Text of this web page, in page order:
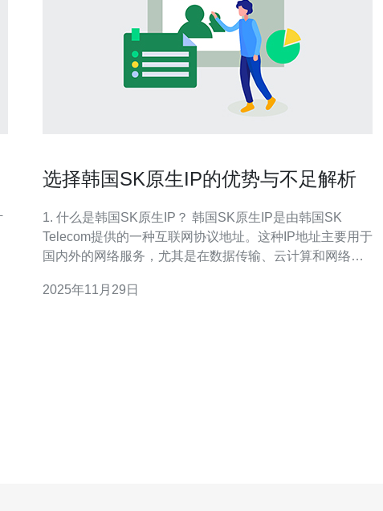
选择韩国SK原生IP的优势与不足解析
1. 什么是韩国SK原生IP？ 韩国SK原生IP是由韩国SK
Telecom提供的一种互联网协议地址。这种IP地址主要用于
国内外的网络服务，尤其是在数据传输、云计算和网络安
电信运营商之一，其IP资源的稳定性和可靠性备受认可。
2025年11月29日